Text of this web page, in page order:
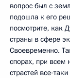
вопрос был с
подошла к его
посмотрите, как
страны в сфере
Своевременно.
спорах, при всем
страстей